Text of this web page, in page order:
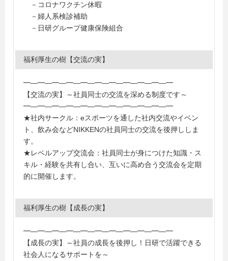
－コロナワクチン休暇
－婦人系検診補助
－日研グループ健康保険組合
福利厚生の樹【交流の実】
━―━―━―━―━―━―━―━―━―━―━
【交流の実】～社員同士の交流を深める制度です～
━―━―━―━―━―━―━―━―━―━―━
★社内サークル：eスポーツを通した社内交流やイベン
ト、飲み会などNIKKENの社員同士の交流を後押ししま
す。
★レベルアップ交流会：社員同士が身につけた知識・ス
キル・経験を共有し合い、互いに高め合う交流会を定期
的に開催します。
福利厚生の樹【成長の実】
━―━―━―━―━―━―━―━―━―━―━
【成長の実】～社員の成長を後押し！日研で活躍できる
社会人になるサポートを～